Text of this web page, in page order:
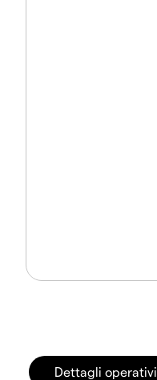
Dettagli operativi